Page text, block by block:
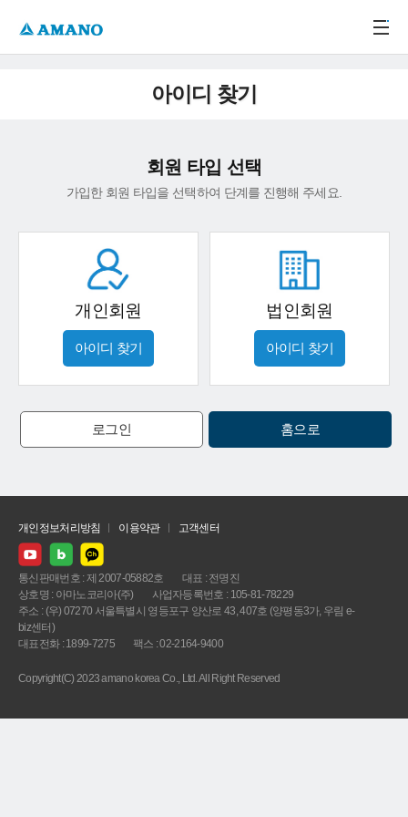
아이디 찾기
회원 타입 선택
가입한 회원 타입을 선택하여 단계를 진행해 주세요.
개인회원
아이디 찾기
법인회원
아이디 찾기
로그인 홈으로
개인정보처리방침 이용약관 고객센터
통신판매번호 : 제 2007-05882호
대표 : 전명진
상호명 : 아마노코리아(주)
사업자등록번호 : 105-81-78229
주소 : (우) 07270 서울특별시 영등포구 양산로 43, 407호 (양평동3가, 우림 e-
biz센터)
대표전화 : 1899-7275
팩스 : 02-2164-9400
Copyright(C) 2023 amano korea Co., Ltd. All Right Reserved